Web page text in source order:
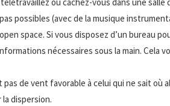
ou cachez-vous dans une
possibles (avec de la musique
space. Si vous disposez d’un bureau
nécessaires sous la main. Cela
de vent favorable à celui qui ne sait où
dispersion.